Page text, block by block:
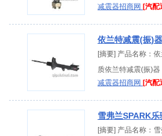
减震器招商网 [汽配
依兰特减震(振)器
[摘要] 产品名称：
质依兰特减震(振)
减震器招商网 [汽配
雪弗兰SPARK
[摘要] 产品名称：